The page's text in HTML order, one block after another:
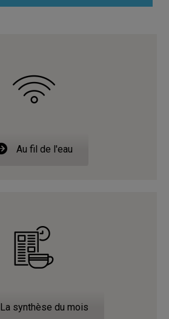
Au fil de l'eau
La synthèse du mois